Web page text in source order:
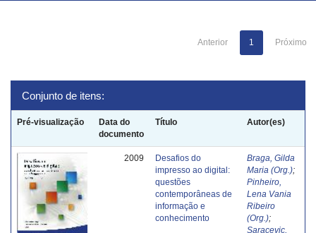
Anterior 1 Próximo
Conjunto de itens:
Pré-visualização
Data do
documento
Título Autor(es)
2009
Desafios do
impresso ao digital:
questões
contemporâneas de
informação e
conhecimento
Braga, Gilda
Maria (Org.);
Pinheiro,
Lena Vania
Ribeiro
(Org.);
Saracevic,